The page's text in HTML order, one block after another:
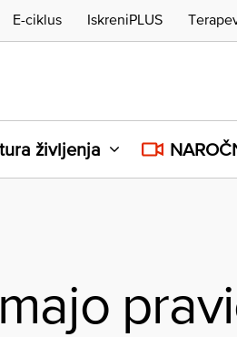
življenja
E-ciklus IskreniPLUS